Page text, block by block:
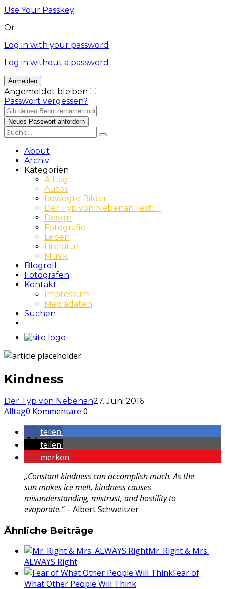
Use Your Passkey
Or
Log in with your password
Log in without a password
Angemeldet bleiben
Passwort vergessen?
About
Archiv
Kategorien
Alltag
Autos
bewegte Bilder
Der Typ von Nebenan liest: …
Design
Fotografie
Leben
Literatur
Musik
Blogroll
Fotografen
Kontakt
Impressum
Mediadaten
Suchen
Kindness
Der Typ von Nebenan27. Juni 2016
Alltag0 Kommentare 0
teilen
teilen
merken
„Constant kindness can accomplish much. As the
sun makes ice melt, kindness causes
misunderstanding, mistrust, and hostility to
evaporate.“– Albert Schweitzer
Ähnliche Beiträge
Mr. Right & Mrs.
ALWAYS Right
Fear of
What Other People Will Think